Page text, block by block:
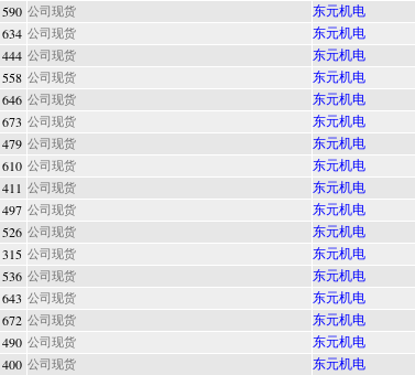
590 公司现货 东元机电
634 公司现货 东元机电
444 公司现货 东元机电
558 公司现货 东元机电
646 公司现货 东元机电
673 公司现货 东元机电
479 公司现货 东元机电
610 公司现货 东元机电
411 公司现货 东元机电
497 公司现货 东元机电
526 公司现货 东元机电
315 公司现货 东元机电
536 公司现货 东元机电
643 公司现货 东元机电
672 公司现货 东元机电
490 公司现货 东元机电
400 公司现货 东元机电